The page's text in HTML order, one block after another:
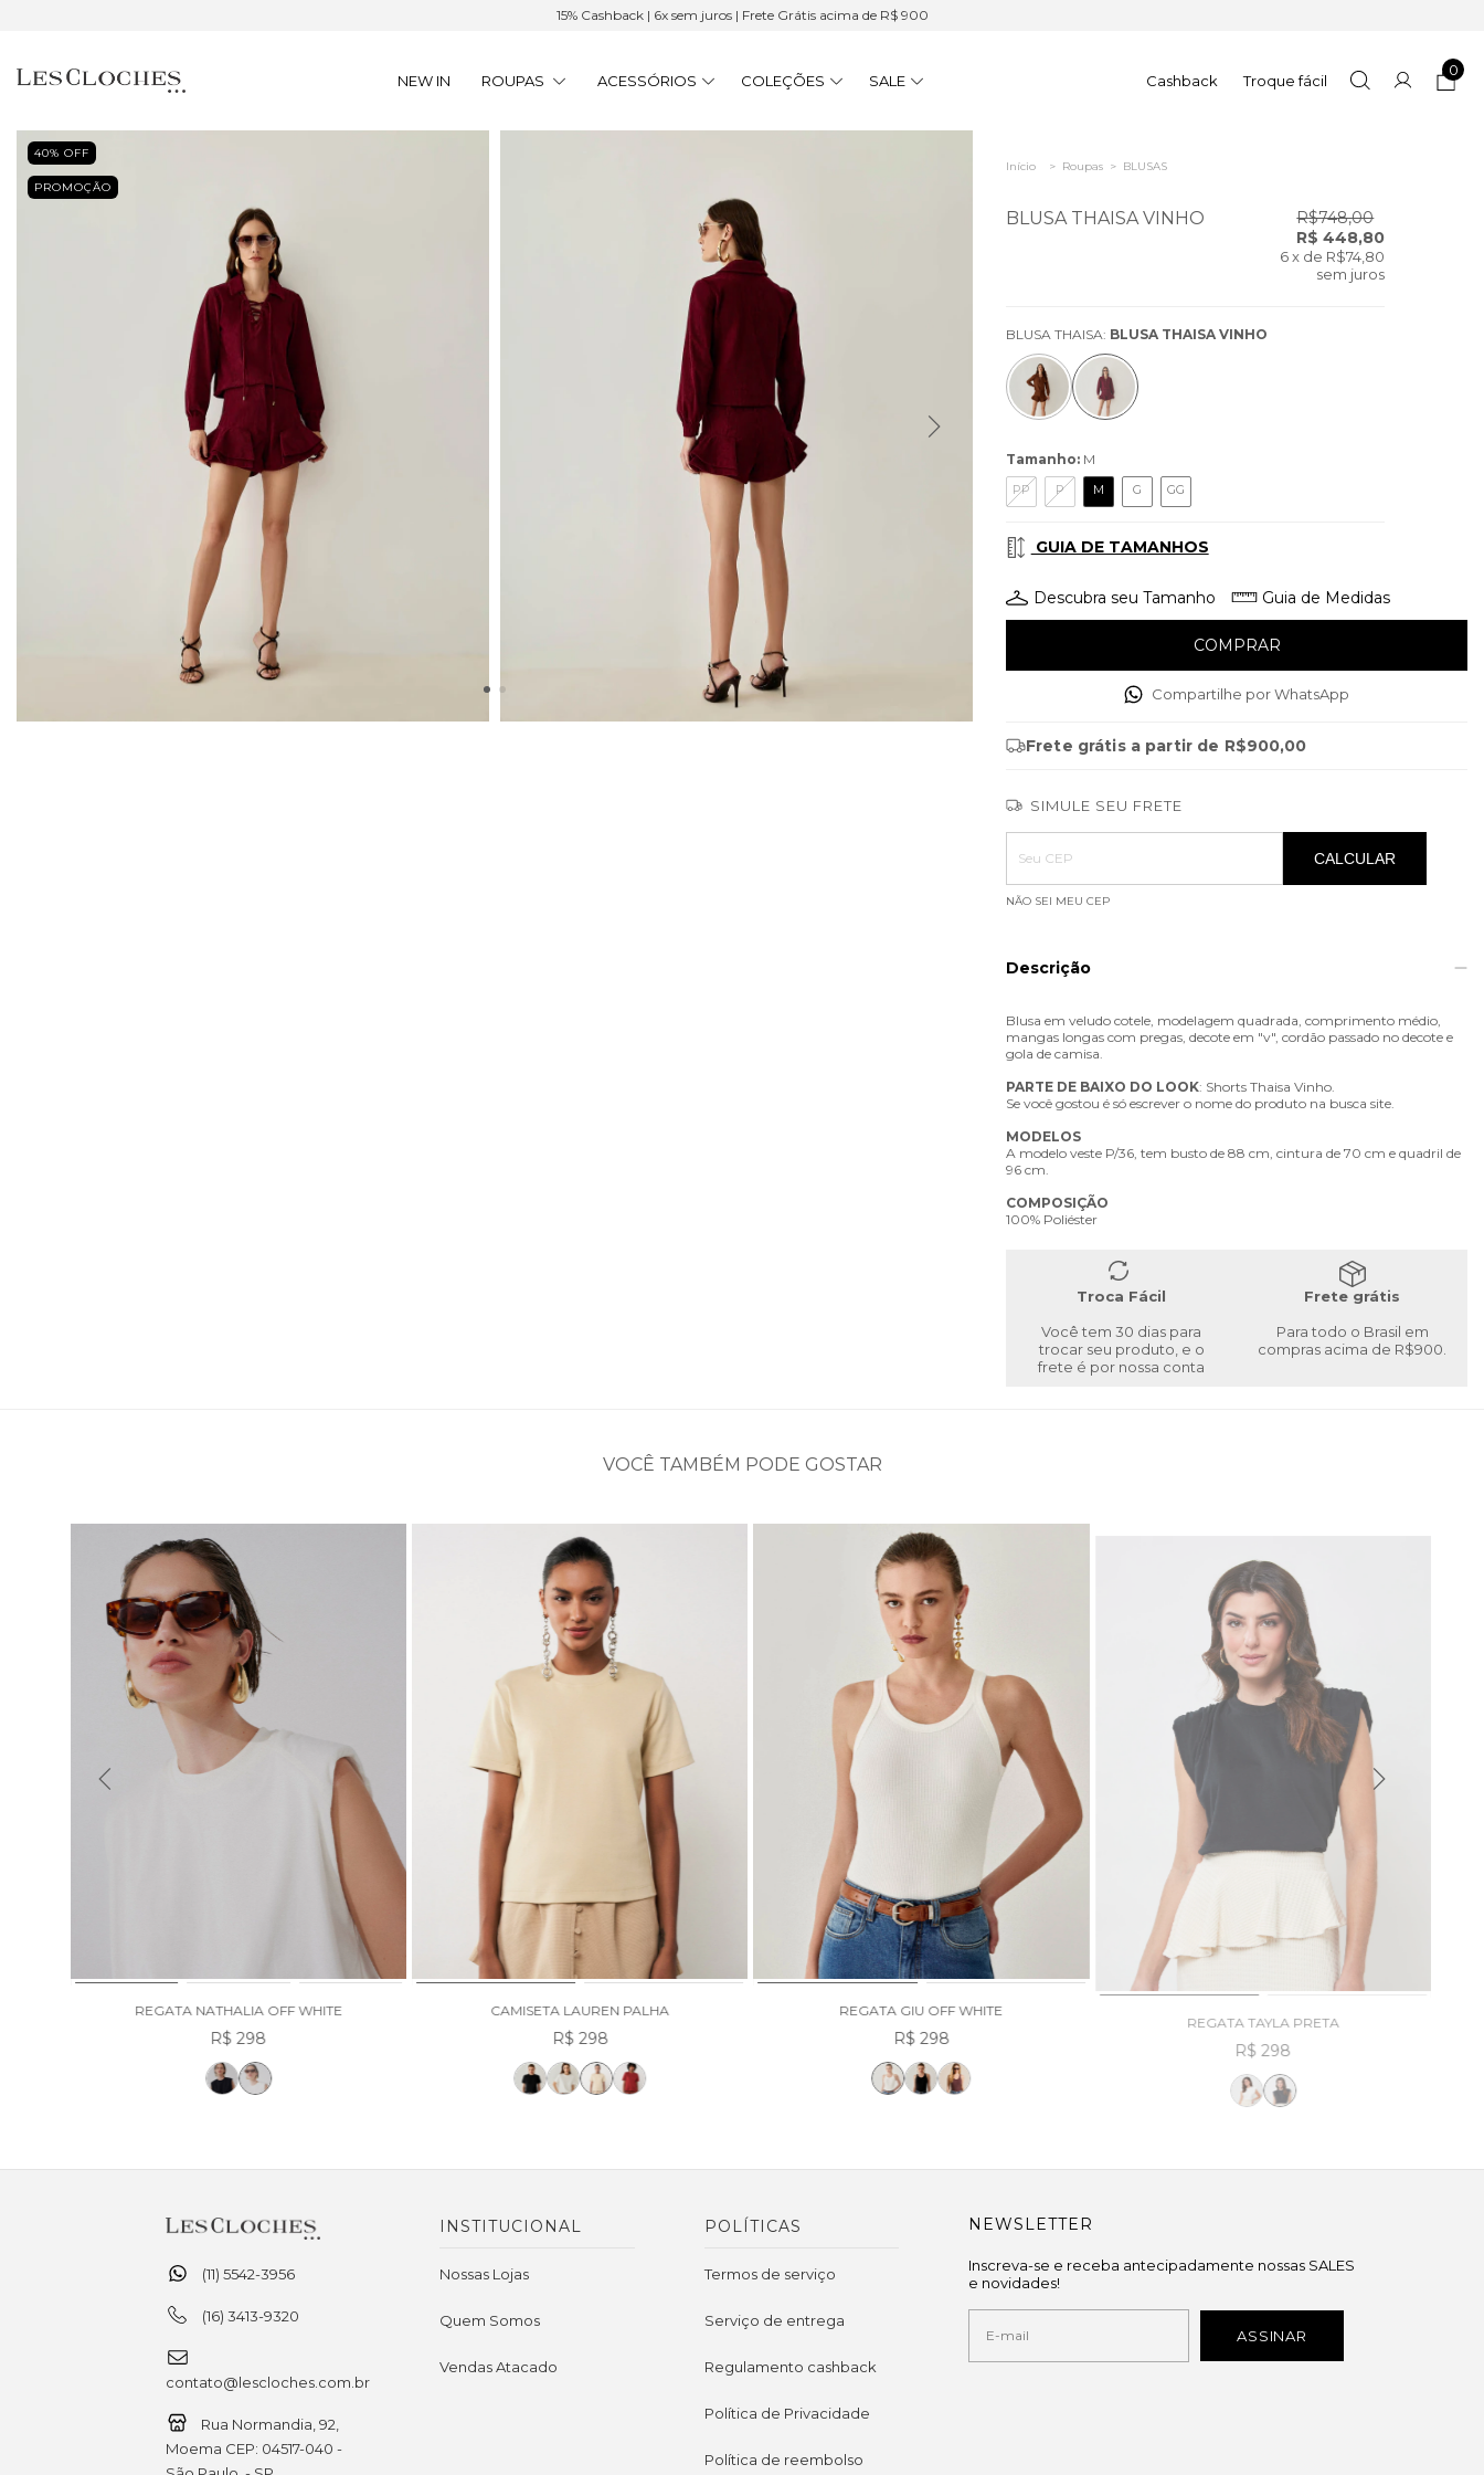
15% Cashback | 6x sem juros | Frete Grátis acima de R$ 900
NEW IN ROUPAS ACESSÓRIOS COLEÇÕES SALE Cashback Troque fácil
0
40% OFF
PROMOÇÃO
Início > Roupas > BLUSAS
BLUSA THAISA VINHO
R$748,00
R$ 448,80
6 x de R$74,80
sem juros
BLUSA THAISA: BLUSA THAISA VINHO
Tamanho: M
PP P M G GG
GUIA DE TAMANHOS
Descubra seu Tamanho Guia de Medidas
Compartilhe por WhatsApp
Frete grátis a partir de R$900,00
SIMULE SEU FRETE
Entregas para o CEP:
ALTERAR CEP
CALCULAR
NÃO SEI MEU CEP
Descrição
Blusa em veludo cotele, modelagem quadrada, comprimento médio,
mangas longas com pregas, decote em "v", cordão passado no decote e
gola de camisa.
PARTE DE BAIXO DO LOOK: Shorts Thaisa Vinho.
Se você gostou é só escrever o nome do produto na busca site.
MODELOS
A modelo veste P/36, tem busto de 88 cm, cintura de 70 cm e quadril de
96 cm.
COMPOSIÇÃO
100% Poliéster
Troca Fácil
Você tem 30 dias para
trocar seu produto, e o
frete é por nossa conta
Frete grátis
Para todo o Brasil em
compras acima de R$900.
VOCÊ TAMBÉM PODE GOSTAR
REGATA NATHALIA OFF WHITE
R$ 298
CAMISETA LAUREN PALHA
R$ 298
REGATA GIU OFF WHITE
R$ 298 R$ 298
(11) 5542-3956
(16) 3413-9320
contato@lescloches.com.br
Rua Normandia, 92,
Moema CEP: 04517-040 -
INSTITUCIONAL
Nossas Lojas
Quem Somos
Vendas Atacado
POLÍTICAS
Termos de serviço
Serviço de entrega
Regulamento cashback
Política de Privacidade
Política de reembolso
NEWSLETTER
Inscreva-se e receba antecipadamente nossas SALES
e novidades!